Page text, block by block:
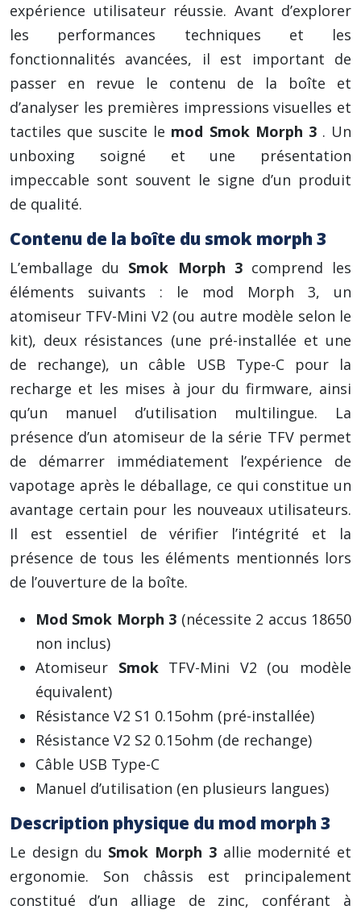
expérience utilisateur réussie. Avant d’explorer
les performances techniques et les
fonctionnalités avancées, il est important de
passer en revue le contenu de la boîte et
d’analyser les premières impressions visuelles et
tactiles que suscite le mod Smok Morph 3 . Un
unboxing soigné et une présentation
impeccable sont souvent le signe d’un produit
de qualité.
Contenu de la boîte du smok morph 3
L’emballage du Smok Morph 3 comprend les
éléments suivants : le mod Morph 3, un
atomiseur TFV-Mini V2 (ou autre modèle selon le
kit), deux résistances (une pré-installée et une
de rechange), un câble USB Type-C pour la
recharge et les mises à jour du firmware, ainsi
qu’un manuel d’utilisation multilingue. La
présence d’un atomiseur de la série TFV permet
de démarrer immédiatement l’expérience de
vapotage après le déballage, ce qui constitue un
avantage certain pour les nouveaux utilisateurs.
Il est essentiel de vérifier l’intégrité et la
présence de tous les éléments mentionnés lors
de l’ouverture de la boîte.
Mod Smok Morph 3 (nécessite 2 accus 18650
non inclus)
Atomiseur Smok TFV-Mini V2 (ou modèle
équivalent)
Résistance V2 S1 0.15ohm (pré-installée)
Résistance V2 S2 0.15ohm (de rechange)
Câble USB Type-C
Manuel d’utilisation (en plusieurs langues)
Description physique du mod morph 3
Le design du Smok Morph 3 allie modernité et
ergonomie. Son châssis est principalement
constitué d’un alliage de zinc, conférant à